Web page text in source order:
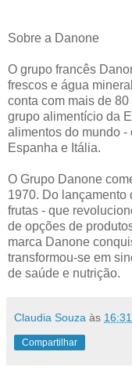
Sobre a Danone
O grupo francês
frescos e água
conta com mais de
grupo alimentício da
alimentos do mundo -
Espanha e Itália.
O Grupo Danone
1970. Do lançamento
frutas - que
de opções de
marca Danone
transformou-se em
de saúde e nutrição.
Claudia Souza às 16:31
Compartilhar